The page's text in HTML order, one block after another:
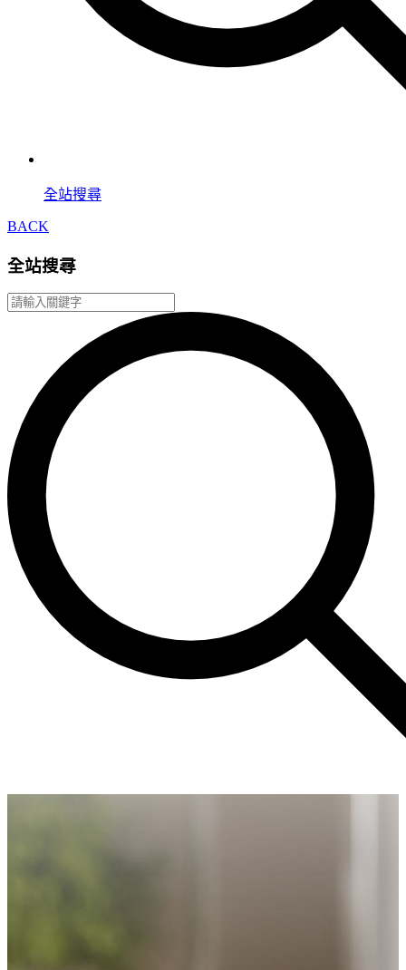
全站搜尋
BACK
全站搜尋